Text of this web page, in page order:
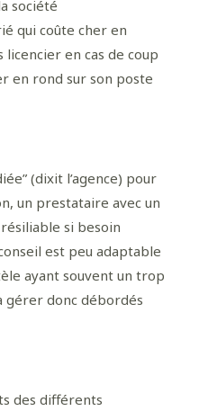
société
qui coûte cher en
licencier en cas de coup
en rond sur son poste
(dixit l’agence) pour
un prestataire avec un
si besoin
est peu adaptable
ayant souvent un trop
gérer donc débordés
des différents